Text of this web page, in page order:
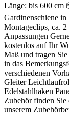
Länge: bis 600 cm
Gardinenschiene in
Montageclips, ca.
Anpassungen
kostenlos auf Ihr
Maß und tragen
in das
verschiedenen
Gleiter
Edelstahlhaken
Zubehör finden
unserem